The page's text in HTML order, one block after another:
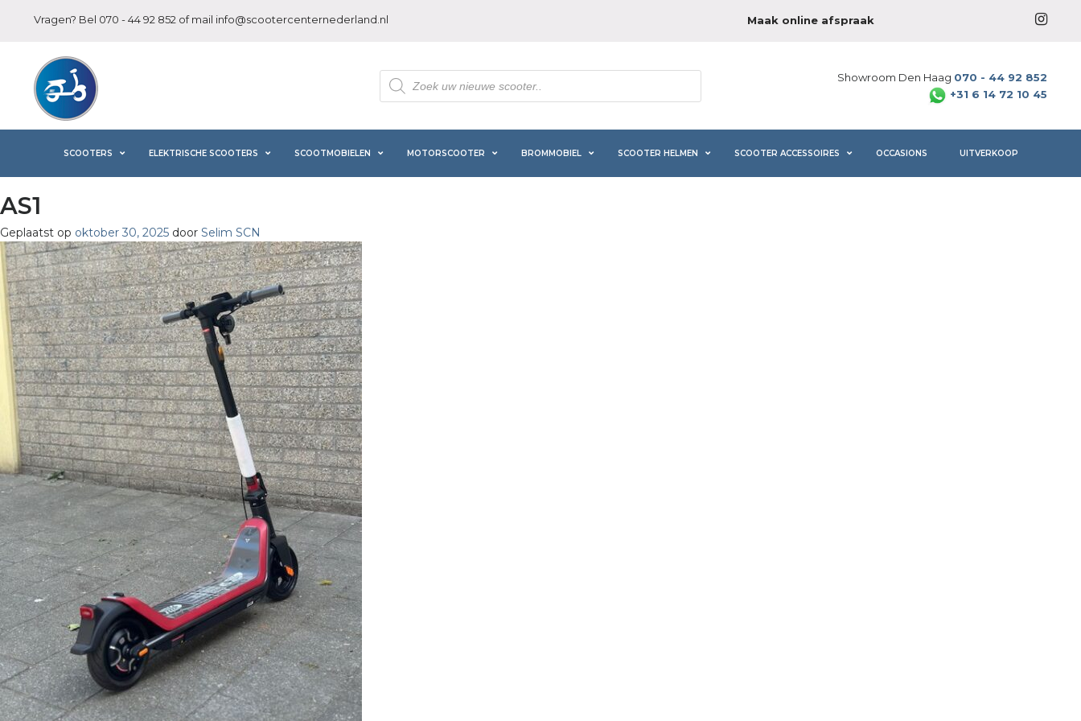
Vragen? Bel 070 - 44 92 852 of mail info@scootercenternederland.nl Maak online afspraak
Producten
zoeken
Showroom Den Haag 070 - 44 92 852
+31 6 14 72 10 45
SCOOTERS ELEKTRISCHE SCOOTERS SCOOTMOBIELEN MOTORSCOOTER BROMMOBIEL SCOOTER HELMEN SCOOTER ACCESSOIRES OCCASIONS UITVERKOOP
AS1
Geplaatst op oktober 30, 2025 door Selim SCN